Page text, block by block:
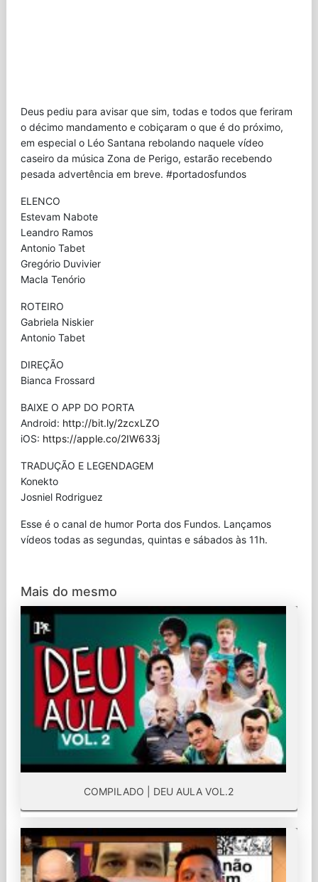
Deus pediu para avisar que sim, todas e todos que feriram
o décimo mandamento e cobiçaram o que é do próximo,
em especial o Léo Santana rebolando naquele vídeo
caseiro da música Zona de Perigo, estarão recebendo
pesada advertência em breve. #portadosfundos
ELENCO
Estevam Nabote
Leandro Ramos
Antonio Tabet
Gregório Duvivier
Macla Tenório
ROTEIRO
Gabriela Niskier
Antonio Tabet
DIREÇÃO
Bianca Frossard
BAIXE O APP DO PORTA
Android: http://bit.ly/2zcxLZO
iOS: https://apple.co/2IW633j
TRADUÇÃO E LEGENDAGEM
Konekto
Josniel Rodriguez
Esse é o canal de humor Porta dos Fundos. Lançamos
vídeos todas as segundas, quintas e sábados às 11h.
Mais do mesmo
COMPILADO | DEU AULA VOL.2